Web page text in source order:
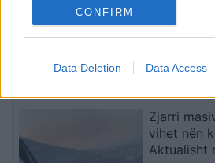
CONFIRM
Data Deletion Data Access
Pjesëtari i MUP-it serb
ndalohet në Jarinjë, MPB-
Kosovës
Zjarri
vihet nën
Aktualisht